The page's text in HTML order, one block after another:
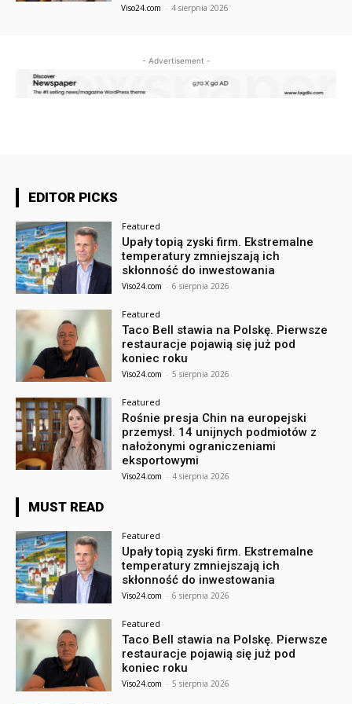
Viso24.com - 4 sierpnia 2026
- Advertisement -
EDITOR PICKS
Featured
Upały topią zyski firm. Ekstremalne
temperatury zmniejszają ich
skłonność do inwestowania
Viso24.com - 6 sierpnia 2026
Featured
Taco Bell stawia na Polskę. Pierwsze
restauracje pojawią się już pod
koniec roku
Viso24.com - 5 sierpnia 2026
Featured
Rośnie presja Chin na europejski
przemysł. 14 unijnych podmiotów z
nałożonymi ograniczeniami
eksportowymi
Viso24.com - 4 sierpnia 2026
MUST READ
Featured
Upały topią zyski firm. Ekstremalne
temperatury zmniejszają ich
skłonność do inwestowania
Viso24.com - 6 sierpnia 2026
Featured
Taco Bell stawia na Polskę. Pierwsze
restauracje pojawią się już pod
koniec roku
Viso24.com - 5 sierpnia 2026